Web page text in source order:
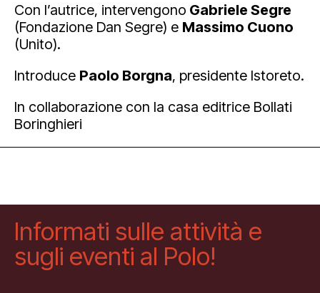
Con l’autrice, intervengono Gabriele Segre
(Fondazione Dan Segre) e Massimo Cuono
(Unito).
Introduce Paolo Borgna, presidente Istoreto.
In collaborazione con la casa editrice Bollati
Boringhieri
Informati sulle attività e
sugli eventi al Polo!